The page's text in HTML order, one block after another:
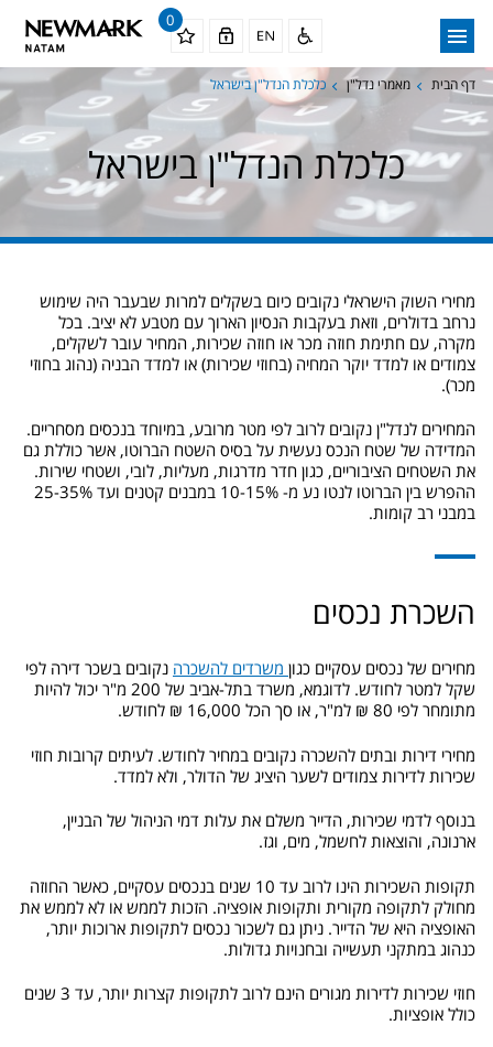
0
דף הבית מאמרי נדל"ן כלכלת הנדל"ן בישראל
כלכלת הנדל"ן בישראל
מחירי השוק הישראלי נקובים כיום בשקלים למרות שבעבר היה שימוש
נרחב בדולרים, וזאת בעקבות הנסיון הארוך עם מטבע לא יציב. בכל
מקרה, עם חתימת חוזה מכר או חוזה שכירות, המחיר עובר לשקלים,
צמודים או למדד יוקר המחיה (בחוזי שכירות) או למדד הבניה (נהוג בחוזי
מכר).
המחירים לנדל"ן נקובים לרוב לפי מטר מרובע, במיוחד בנכסים מסחריים.
המדידה של שטח הנכס נעשית על בסיס השטח הברוטו, אשר כוללת גם
את השטחים הציבוריים, כגון חדר מדרגות, מעליות, לובי, ושטחי שירות.
ההפרש בין הברוטו לנטו נע מ- 10-15% במבנים קטנים ועד 25-35%
במבני רב קומות.
השכרת נכסים
מחירים של נכסים עסקיים כגון משרדים להשכרה נקובים בשכר דירה לפי
שקל למטר לחודש. לדוגמא, משרד בתל-אביב של 200 מ"ר יכול להיות
מתומחר לפי 80 ₪ למ"ר, או סך הכל 16,000 ₪ לחודש.
מחירי דירות ובתים להשכרה נקובים במחיר לחודש. לעיתים קרובות חוזי
שכירות לדירות צמודים לשער היציג של הדולר, ולא למדד.
בנוסף לדמי שכירות, הדייר משלם את עלות דמי הניהול של הבניין,
ארנונה, והוצאות לחשמל, מים, וגז.
תקופות השכירות הינו לרוב עד 10 שנים בנכסים עסקיים, כאשר החוזה
מחולק לתקופה מקורית ותקופות אופציה. הזכות לממש או לא לממש את
האופציה היא של הדייר. ניתן גם לשכור נכסים לתקופות ארוכות יותר,
כנהוג במתקני תעשייה ובחנויות גדולות.
חוזי שכירות לדירות מגורים הינם לרוב לתקופות קצרות יותר, עד 3 שנים
כולל אופציות.